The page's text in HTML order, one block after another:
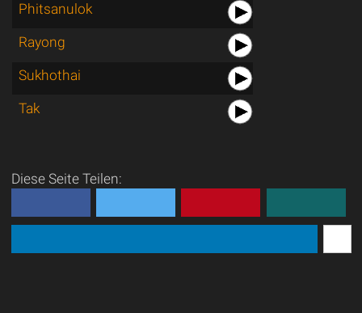
Phitsanulok
Rayong
Sukhothai
Tak
Diese Seite Teilen: